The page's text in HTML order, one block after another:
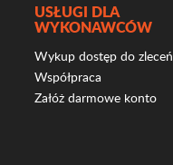
USŁUGI DLA
WYKONAWCÓW
Wykup dostęp do zleceń
Współpraca
Załóż darmowe konto